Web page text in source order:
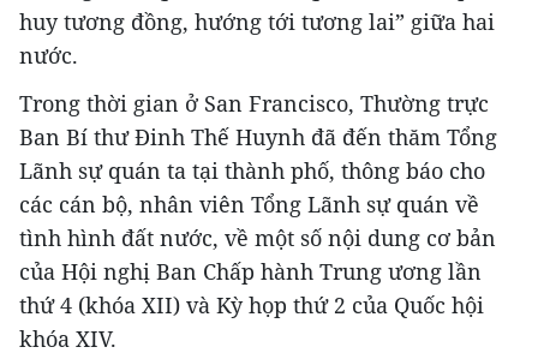
huy tương đồng, hướng tới tương lai” giữa hai
nước.
Trong thời gian ở San Francisco, Thường trực
Ban Bí thư Đinh Thế Huynh đã đến thăm Tổng
Lãnh sự quán ta tại thành phố, thông báo cho
các cán bộ, nhân viên Tổng Lãnh sự quán về
tình hình đất nước, về một số nội dung cơ bản
của Hội nghị Ban Chấp hành Trung ương lần
thứ 4 (khóa XII) và Kỳ họp thứ 2 của Quốc hội
khóa XIV.